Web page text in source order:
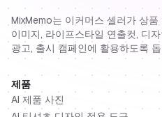
MixMemo는 이커머스 셀러가 상
이미지, 라이프스타일 연출컷, 디
광고, 출시 캠페인에 활용하도록
제품
AI 제품 사진